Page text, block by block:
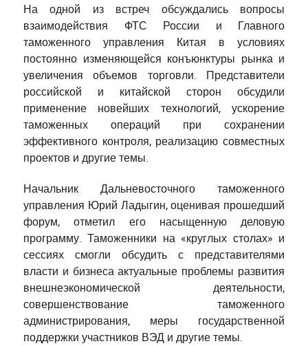
На одной из встреч обсуждались вопросы
взаимодействия ФТС России и Главного
таможенного управления Китая в условиях
постоянно изменяющейся конъюнктуры рынка и
увеличения объемов торговли. Представители
российской и китайской сторон обсудили
применение новейших технологий, ускорение
таможенных операций при сохранении
эффективного контроля, реализацию совместных
проектов и другие темы.
Начальник Дальневосточного таможенного
управления Юрий Ладыгин, оценивая прошедший
форум, отметил его насыщенную деловую
программу. Таможенники на «круглых столах» и
сессиях смогли обсудить с представителями
власти и бизнеса актуальные проблемы развития
внешнеэкономической деятельности,
совершенствование таможенного
администрирования, меры государственной
поддержки участников ВЭД и другие темы.